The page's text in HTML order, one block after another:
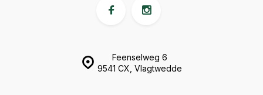
Feenselweg 6
9541 CX, Vlagtwedde